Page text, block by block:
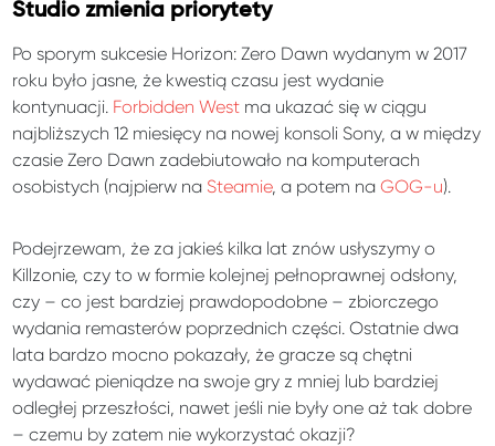
Studio zmienia priorytety
Po sporym sukcesie Horizon: Zero Dawn wydanym w 2017
roku było jasne, że kwestią czasu jest wydanie
kontynuacji. Forbidden West ma ukazać się w ciągu
najbliższych 12 miesięcy na nowej konsoli Sony, a w między
czasie Zero Dawn zadebiutowało na komputerach
osobistych (najpierw na Steamie, a potem naGOG-u).
Podejrzewam, że za jakieś kilka lat znów usłyszymy o
Killzonie, czy to w formie kolejnej pełnoprawnej odsłony,
czy – co jest bardziej prawdopodobne – zbiorczego
wydania remasterów poprzednich części. Ostatnie dwa
lata bardzo mocno pokazały, że gracze są chętni
wydawać pieniądze na swoje gry z mniej lub bardziej
odległej przeszłości, nawet jeśli nie były one aż tak dobre
– czemu by zatem nie wykorzystać okazji?